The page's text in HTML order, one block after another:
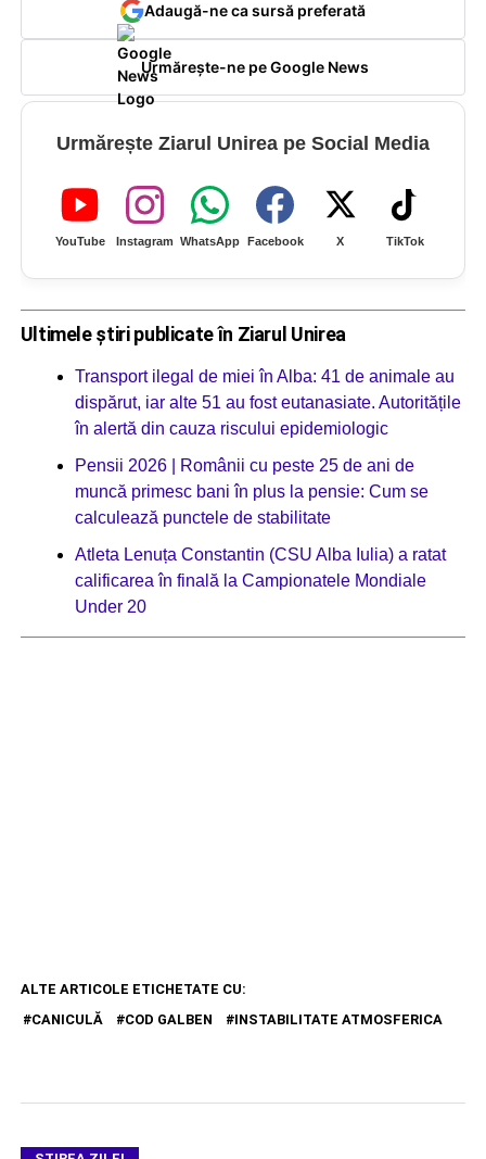
Adaugă-ne ca sursă preferată
Urmărește-ne pe Google News
Urmărește Ziarul Unirea pe Social Media
YouTube Instagram WhatsApp Facebook X TikTok
Ultimele știri publicate în Ziarul Unirea
Transport ilegal de miei în Alba: 41 de animale au
dispărut, iar alte 51 au fost eutanasiate. Autoritățile
în alertă din cauza riscului epidemiologic
Pensii 2026 | Românii cu peste 25 de ani de
muncă primesc bani în plus la pensie: Cum se
calculează punctele de stabilitate
Atleta Lenuța Constantin (CSU Alba Iulia) a ratat
calificarea în finală la Campionatele Mondiale
Under 20
ALTE ARTICOLE ETICHETATE CU:
CANICULĂ
COD GALBEN INSTABILITATE ATMOSFERICA